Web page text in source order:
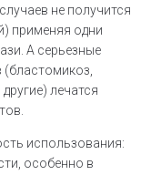
не получится
применяя одни
А серьезные
(бластомикоз,
лечатся
использования:
особенно в